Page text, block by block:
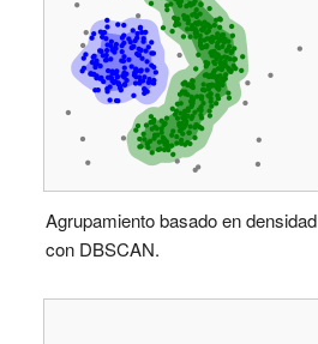
Agrupamiento basado en densidad
con DBSCAN.